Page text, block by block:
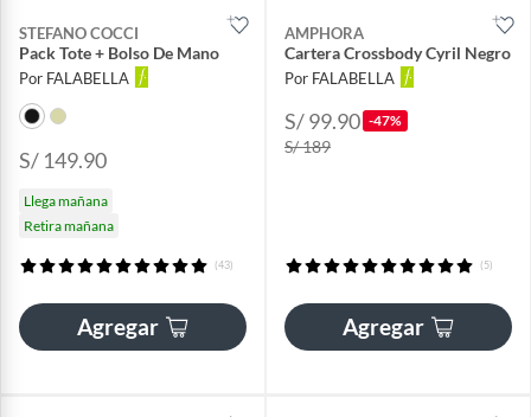
STEFANO COCCI
Pack Tote + Bolso De Mano
Por FALABELLA
S/ 149.90
Llega mañana
Retira mañana
(43)
Agregar
AMPHORA
Cartera Crossbody Cyril Negro
Por FALABELLA
S/ 99.90 -47%
S/ 189
(5)
Agregar